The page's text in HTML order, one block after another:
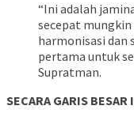
“Ini adalah
secepat
harmonisasi dan
pertama untuk
Supratman.
SECARA GARIS